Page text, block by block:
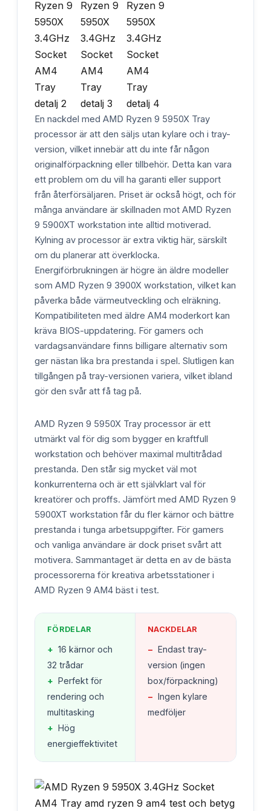
En nackdel med AMD Ryzen 9 5950X Tray
processor är att den säljs utan kylare och i tray-
version, vilket innebär att du inte får någon
originalförpackning eller tillbehör. Detta kan vara
ett problem om du vill ha garanti eller support
från återförsäljaren. Priset är också högt, och för
många användare är skillnaden mot AMD Ryzen
9 5900XT workstation inte alltid motiverad.
Kylning av processor är extra viktig här, särskilt
om du planerar att överklocka.
Energiförbrukningen är högre än äldre modeller
som AMD Ryzen 9 3900X workstation, vilket kan
påverka både värmeutveckling och elräkning.
Kompatibiliteten med äldre AM4 moderkort kan
kräva BIOS-uppdatering. För gamers och
vardagsanvändare finns billigare alternativ som
ger nästan lika bra prestanda i spel. Slutligen kan
tillgången på tray-versionen variera, vilket ibland
gör den svår att få tag på.
AMD Ryzen 9 5950X Tray processor är ett
utmärkt val för dig som bygger en kraftfull
workstation och behöver maximal multitrådad
prestanda. Den står sig mycket väl mot
konkurrenterna och är ett självklart val för
kreatörer och proffs. Jämfört med AMD Ryzen 9
5900XT workstation får du fler kärnor och bättre
prestanda i tunga arbetsuppgifter. För gamers
och vanliga användare är dock priset svårt att
motivera. Sammantaget är detta en av de bästa
processorerna för kreativa arbetsstationer i
AMD Ryzen 9 AM4 bäst i test.
FÖRDELAR
+ 16 kärnor och
32 trådar
+ Perfekt för
rendering och
multitasking
+ Hög
energieffektivitet
NACKDELAR
− Endast tray-
version (ingen
box/förpackning)
− Ingen kylare
medföljer